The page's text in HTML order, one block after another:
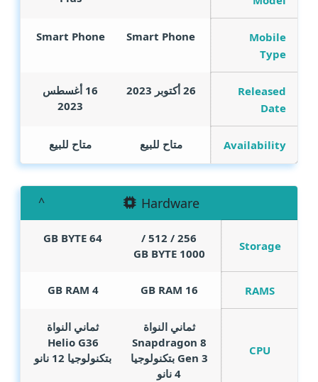
Mobile
Type
Smart Phone
Smart Phone
Released
Date
26 أكتوبر 2023
16 أغسطس
2023
Availability متاح للبيع متاح للبيع
Hardware
Storage
256 / 512 /
1000
GB BYTE
64
GB BYTE
RAMS
16
GB RAM
4
GB RAM
CPU
ثماني النواة
Snapdragon 8
Gen 3 بتكنولوجيا
4 نانو
ثماني النواة
Helio G36
بتكنولوجيا 12 نانو